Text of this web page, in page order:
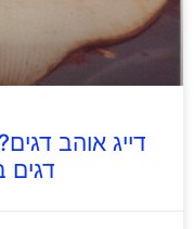
דייג אוהב
דגים